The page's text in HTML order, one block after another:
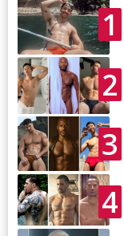
1
2
3
4